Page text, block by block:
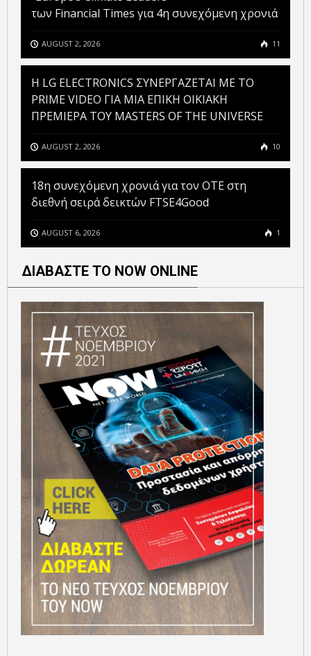
των Financial Times για 4η συνεχόμενη χρονιά
AUGUST 2, 2026 11
H LG ELECTRONICS ΣΥΝΕΡΓΑΖΕΤΑΙ ΜΕ ΤΟ
PRIME VIDEO ΓΙΑ ΜΙΑ ΕΠΙΚΗ ΟΙΚΙΑΚΗ
ΠΡΕΜΙΕΡΑ ΤΟΥ MASTERS OF THE UNIVERSE
AUGUST 2, 2026 10
18η συνεχόμενη χρονιά για τον ΟΤΕ στη
διεθνή σειρά δεικτών FTSE4Good
AUGUST 6, 2026 1
ΔΙΑΒΑΣΤΕ ΤΟ NOW ONLINE